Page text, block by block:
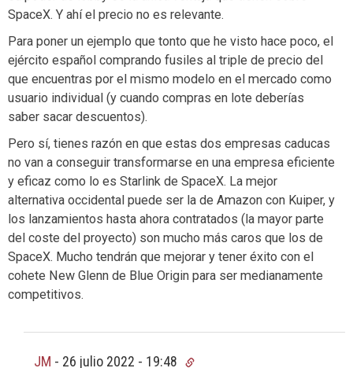
SpaceX. Y ahí el precio no es relevante.
Para poner un ejemplo que tonto que he visto hace poco, el
ejército español comprando fusiles al triple de precio del
que encuentras por el mismo modelo en el mercado como
usuario individual (y cuando compras en lote deberías
saber sacar descuentos).
Pero sí, tienes razón en que estas dos empresas caducas
no van a conseguir transformarse en una empresa eficiente
y eficaz como lo es Starlink de SpaceX. La mejor
alternativa occidental puede ser la de Amazon con Kuiper, y
los lanzamientos hasta ahora contratados (la mayor parte
del coste del proyecto) son mucho más caros que los de
SpaceX. Mucho tendrán que mejorar y tener éxito con el
cohete New Glenn de Blue Origin para ser medianamente
competitivos.
JM - 26 julio 2022 - 19:48